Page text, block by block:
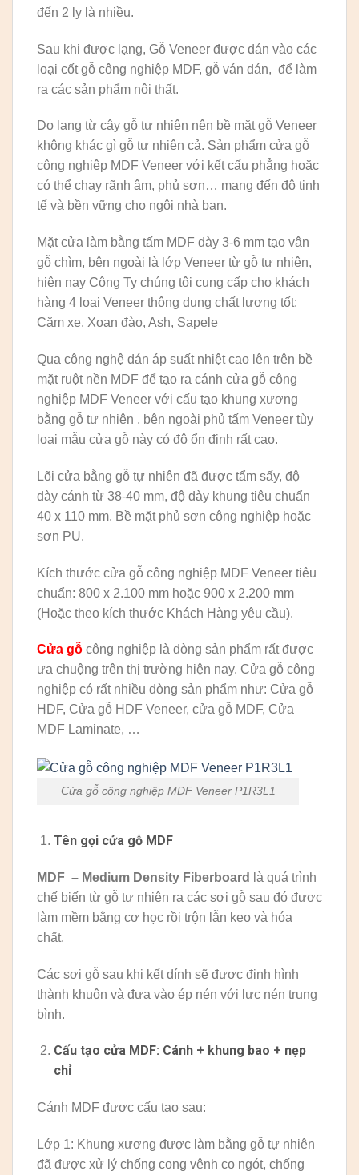
đến 2 ly là nhiều.
Sau khi được lạng, Gỗ Veneer được dán vào các
loại cốt gỗ công nghiệp MDF, gỗ ván dán, để làm
ra các sản phẩm nội thất.
Do lạng từ cây gỗ tự nhiên nên bề mặt gỗ Veneer
không khác gì gỗ tự nhiên cả. Sản phẩm cửa gỗ
công nghiệp MDF Veneer với kết cấu phẳng hoặc
có thể chạy rãnh âm, phủ sơn… mang đến độ tinh
tế và bền vững cho ngôi nhà bạn.
Mặt cửa làm bằng tấm MDF dày 3-6 mm tạo vân
gỗ chìm, bên ngoài là lớp Veneer từ gỗ tự nhiên,
hiện nay Công Ty chúng tôi cung cấp cho khách
hàng 4 loại Veneer thông dụng chất lượng tốt:
Căm xe, Xoan đào, Ash, Sapele
Qua công nghệ dán áp suất nhiệt cao lên trên bề
mặt ruột nền MDF để tạo ra cánh cửa gỗ công
nghiệp MDF Veneer với cấu tạo khung xương
bằng gỗ tự nhiên , bên ngoài phủ tấm Veneer tùy
loại mẫu cửa gỗ này có độ ổn định rất cao.
Lõi cửa bằng gỗ tự nhiên đã được tẩm sấy, độ
dày cánh từ 38-40 mm, độ dày khung tiêu chuẩn
40 x 110 mm. Bề mặt phủ sơn công nghiệp hoặc
sơn PU.
Kích thước cửa gỗ công nghiệp MDF Veneer tiêu
chuẩn: 800 x 2.100 mm hoặc 900 x 2.200 mm
(Hoặc theo kích thước Khách Hàng yêu cầu).
Cửa gỗ công nghiệp là dòng sản phẩm rất được
ưa chuộng trên thị trường hiện nay. Cửa gỗ công
nghiệp có rất nhiều dòng sản phẩm như: Cửa gỗ
HDF, Cửa gỗ HDF Veneer, cửa gỗ MDF, Cửa
MDF Laminate, …
Cửa gỗ công nghiệp MDF Veneer P1R3L1
Tên gọi cửa gỗ MDF
MDF – Medium Density Fiberboard
là quá trình
chế biến từ gỗ tự nhiên ra các sợi gỗ sau đó được
làm mềm bằng cơ học rồi trộn lẫn keo và hóa
chất.
Các sợi gỗ sau khi kết dính sẽ được định hình
thành khuôn và đưa vào ép nén với lực nén trung
bình.
Cấu tạo cửa MDF: Cánh + khung bao + nẹp
chỉ
Cánh MDF được cấu tạo sau:
Lớp 1: Khung xương được làm bằng gỗ tự nhiên
đã được xử lý chống cong vênh co ngót, chống